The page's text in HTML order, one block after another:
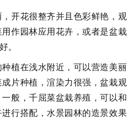
开花很整齐并且色彩鲜艳，观
作园林应用花卉，或者是盆栽
。
植在浅水附近，可以营造美丽
片种植，渲染力很强，盆栽观
般，千屈菜盆栽养殖，可以和
行搭配，水景园林的造景效果